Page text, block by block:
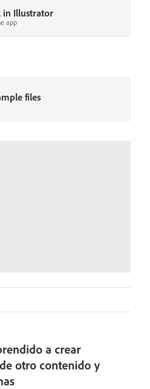
Illustrator
app
files
a crear
otro contenido y